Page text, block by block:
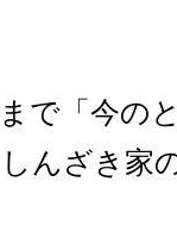
で「今の
んざき家